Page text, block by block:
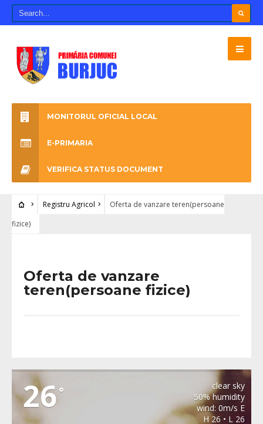
MONITORUL OFICIAL LOCAL
E-PRIMARIA
VERIFICA STATUS DOCUMENT
Registru Agricol
Oferta de vanzare teren(persoane
fizice)
Oferta de vanzare
teren(persoane fizice)
26°
clear sky
50% humidity
wind: 0m/s E
H 26 • L 26